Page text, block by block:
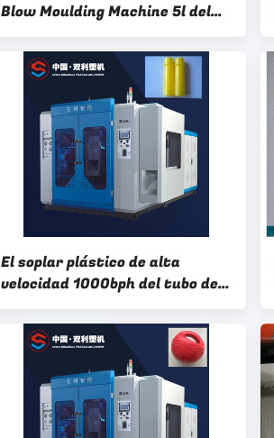
Blow Moulding Machine 5l del
HDPE de la capa
El soplar plástico de alta
velocidad 1000bph del tubo del
HDPE de la máquina plástica del
moldeo por insuflación de aire
comprimido